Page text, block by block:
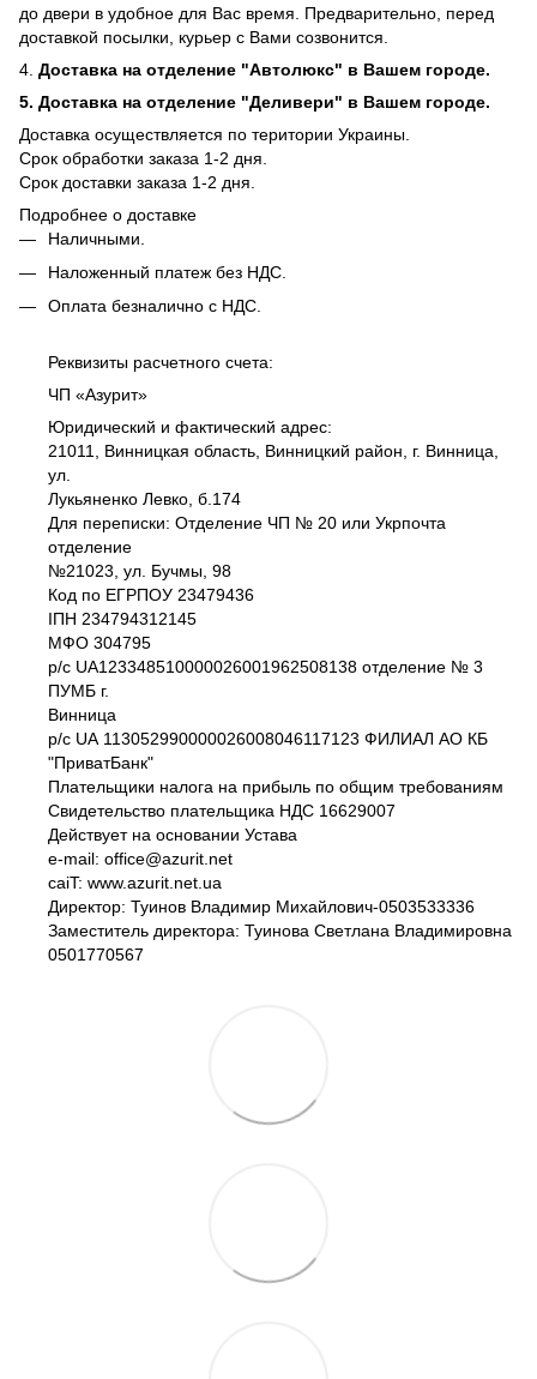
до двери в удобное для Вас время. Предварительно, перед
доставкой посылки, курьер с Вами созвонится.
4. Доставка на отделение "Автолюкс" в Вашем городе.
5. Доставка на отделение "Деливери" в Вашем городе.
Доставка осуществляется по територии Украины.
Срок обработки заказа 1-2 дня.
​​Срок доставки заказа 1-2 дня.
Подробнее о доставке
Наличными.
Наложенный платеж без НДС.
Оплата безналично c НДС.
Реквизиты расчетного счета:
ЧП «Азурит»
Юридический и фактический адрес:
21011, Винницкая область, Винницкий район, г. Винница,
ул.
Лукьяненко Левко, б.174
Для переписки: Отделение ЧП № 20 или Укрпочта
отделение
№21023, ул. Бучмы, 98
Код по ЕГРПОУ 23479436
IПH 234794312145
МФО 304795
р/с UA123348510000026001962508138 отделение № 3
ПУМБ г.
Винница
р/с UА 113052990000026008046117123 ФИЛИАЛ АО КБ
"ПриватБанк"
Плательщики налога на прибыль по общим требованиям
Свидетельство плательщика НДС 16629007
Действует на основании Устава
e-mail: office@azurit.net
caiT: www.azurit.net.ua
Директор: Туинов Владимир Михайлович-0503533336
Заместитель директора: Туинова Светлана Владимировна
0501770567